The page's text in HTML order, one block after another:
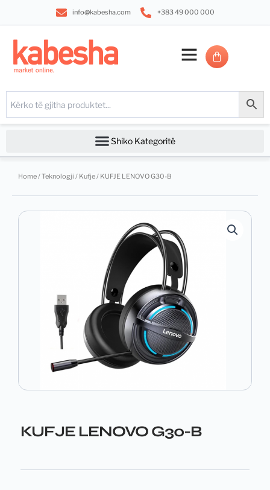
info@kabesha.com +383 49 000 000
CART
Home/Teknologji / Kufje/ KUFJE LENOVO G30-B
KUFJE LENOVO G30-B